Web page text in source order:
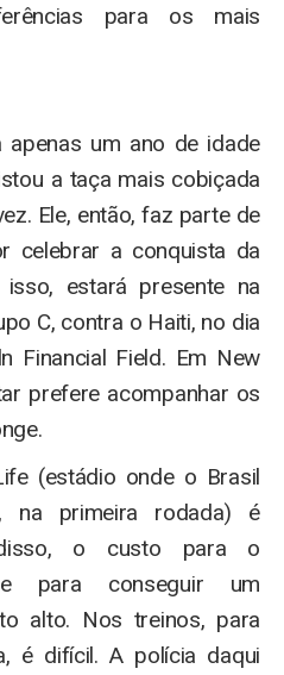
para os mais
apenas um ano de idade
a taça mais cobiçada
Ele, então, faz parte de
celebrar a conquista da
estará presente na
C, contra o Haiti, no dia
Financial Field. Em New
prefere acompanhar os
(estádio onde o Brasil
na primeira rodada) é
disso, o custo para o
para conseguir um
alto. Nos treinos, para
é difícil. A polícia daqui